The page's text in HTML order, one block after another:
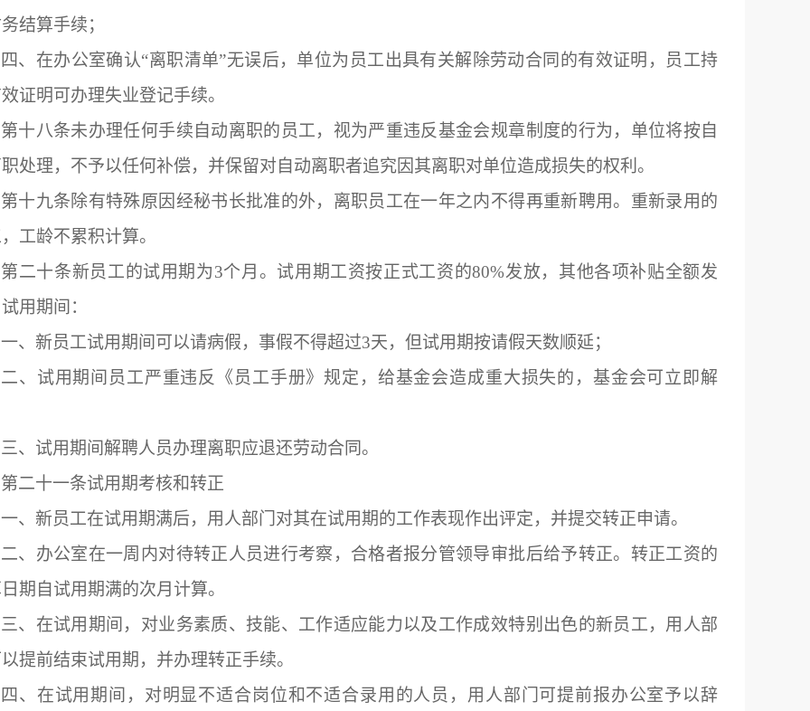
结算手续；
四、在办公室确认“离职清单”无误后，单位为员工出具有关解除劳动合同的有效证明，员工持
证明可办理失业登记手续。
第十八条未办理任何手续自动离职的员工，视为严重违反基金会规章制度的行为，单位将按自
处理，不予以任何补偿，并保留对自动离职者追究因其离职对单位造成损失的权利。
第十九条除有特殊原因经秘书长批准的外，离职员工在一年之内不得再重新聘用。重新录用的
工龄不累积计算。
第二十条新员工的试用期为3个月。试用期工资按正式工资的80%发放，其他各项补贴全额发
用期间：
一、新员工试用期间可以请病假，事假不得超过3天，但试用期按请假天数顺延；
二、试用期间员工严重违反《员工手册》规定，给基金会造成重大损失的，基金会可立即解
三、试用期间解聘人员办理离职应退还劳动合同。
第二十一条试用期考核和转正
一、新员工在试用期满后，用人部门对其在试用期的工作表现作出评定，并提交转正申请。
二、办公室在一周内对待转正人员进行考察，合格者报分管领导审批后给予转正。转正工资的
期自试用期满的次月计算。
三、在试用期间，对业务素质、技能、工作适应能力以及工作成效特别出色的新员工，用人部
提前结束试用期，并办理转正手续。
四、在试用期间，对明显不适合岗位和不适合录用的人员，用人部门可提前报办公室予以辞